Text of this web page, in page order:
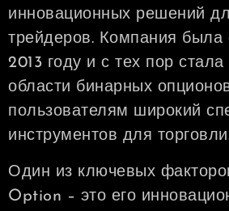
инновационных решений
трейдеров. Компания была
2013 году и с тех пор
области бинарных
пользователям широкий
инструментов для
Один из ключевых
Option – это его